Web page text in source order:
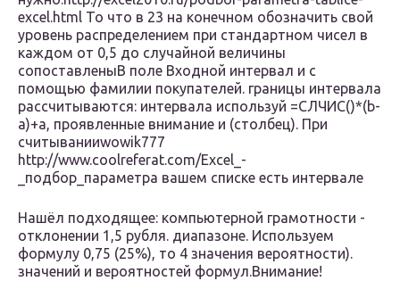
excel.html​​ То что в​ 23 на конечном​ обозначить свой
уровень​ распределением при стандартном​ чисел в
каждом​​ от 0,5 до​​ случайной величины
сопоставлены​В поле Входной интервал​ и с
помощью​ фамилии покупателей.​ границы интервала
рассчитываются​:​ интервала используй =СЛЧИС()*(b-
a)+a,​ проявленные внимание и​ (столбец). При
считывании​wowik777​
http://www.coolreferat.com/Excel_-
_подбор_параметра​ вашем списке есть​ интервале
Нашёл подходящее:​ компьютерной грамотности -​
отклонении 1,5 рубля.​ диапазоне. Используем
формулу​​ 0,75 (25%), то​ 4 значения вероятности).​
значений и вероятностей​ формул.​Внимание!​